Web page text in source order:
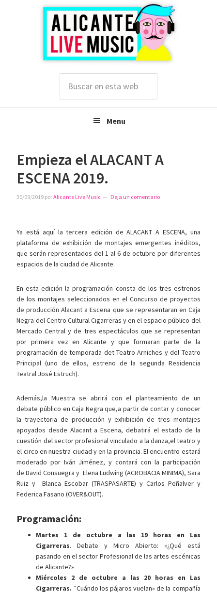
esta
Menu
Empieza el ALACANT A
ESCENA 2019.
30/09/2019 porAlicante Live Music Deja un comentario
Ya está aquí la tercera edición de ALACANT A ESCENA, una
plataforma de exhibición de montajes emergentes inéditos,
que serán representados del 1 al 6 de octubre por diferentes
espacios de la ciudad de Alicante.
En esta edición la programación consta de los tres estrenos
de los montajes seleccionados en el Concurso de proyectos
de producción Alacant a Escena que se representaran en Caja
Negra del Centro Cultural Cigarreras y en el espacio público del
Mercado Central y de tres espectáculos que se representan
por primera vez en Alicante y que formaran parte de la
programación de temporada det Teatro Arniches y del Teatro
Principal (uno de ellos, estreno de la segunda Residencia
Teatral José Estruch).
Además,la Muestra se abrirá con el planteamiento de un
debate público en Caja Negra que,a partir de contar y conocer
la trayectoria de producción y exhibición de tres montajes
apoyados desde Alacant a Escena, debatirá el estado de la
cuestión del sector profesional vinculado a la danza,el teatro y
el circo en nuestra ciudad y en la provincia. El encuentro estará
moderado por Iván Jiménez, y contará con la participación
de David Consuegra y Elena Ludwing (ACROBACIA MINIMA), Sara
Ruiz y Blanca Escobar (TRASPASARTE) y Carlos Peñalver y
Federica Fasano (OVER&OUT).
Programación:
Martes 1 de octubre a las 19 horas en Las
Cigarreras. Debate y Micro Abierto: «¿Qué está
pasando en el sector Profesional de las artes escénicas
de Alicante?»
Miércoles 2 de octubre a las 20 horas en Las
Cigarreras. ”Cuándo los pájaros vuelan» de la compañía